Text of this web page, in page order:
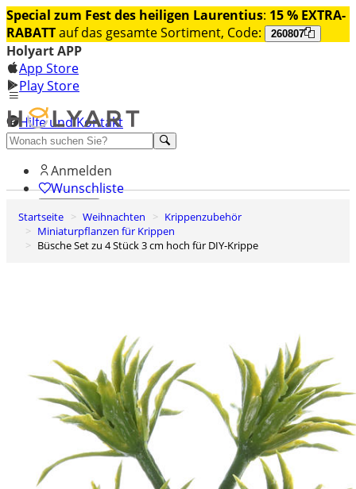
Special zum Fest des heiligen Laurentius: 15 % EXTRA-
RABATTauf das gesamte Sortiment, Code: 260807
Holyart APP
App Store
Play Store
Hilfe und Kontakt
Entdecken Sie Premium
Anmelden
Wunschliste
0
Warenkorb
Startseite Weihnachten
Krippenzubehör
Miniaturpflanzen für Krippen
Büsche Set zu 4 Stück 3 cm hoch für DIY-Krippe